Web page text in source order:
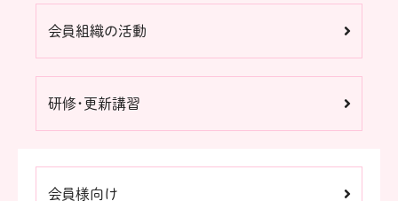
会員組織の活動
研修・更新講習
会員様向け